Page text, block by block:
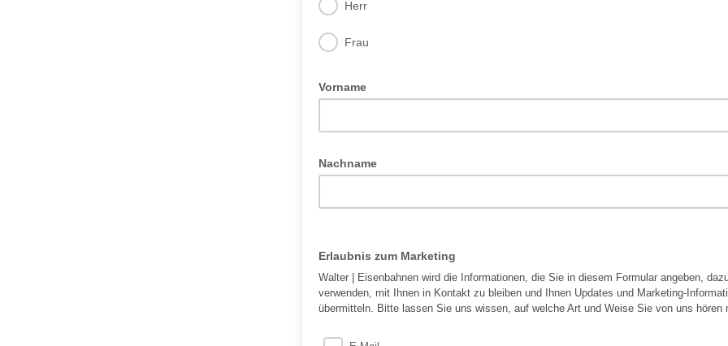
Herr
Frau
Vorname
Nachname
Erlaubnis zum Marketing
Walter | Eisenbahnen wird die Informationen, die Sie in diesem Formular angeben,
verwenden, mit Ihnen in Kontakt zu bleiben und Ihnen Updates und Marketing-
übermitteln. Bitte lassen Sie uns wissen, auf welche Art und Weise Sie von uns hören